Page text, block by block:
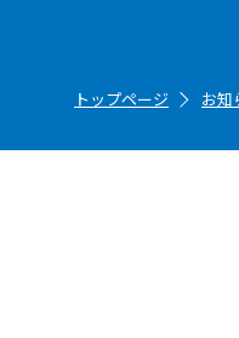
トップページ お知